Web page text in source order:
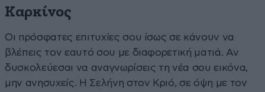
Καρκίνος
Οι πρόσφατες επιτυχίες σου ίσως σε κάνουν να
βλέπεις τον εαυτό σου με διαφορετική ματιά. Αν
δυσκολεύεσαι να αναγνωρίσεις τη νέα σου εικόνα,
μην ανησυχείς. Η Σελήνη στον Κριό, σε όψη με τον